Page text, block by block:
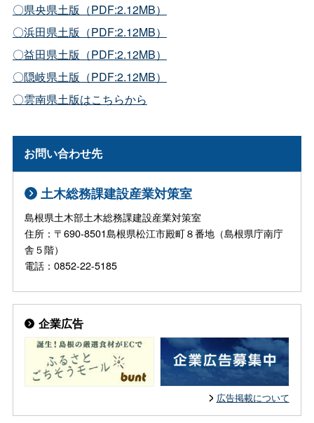
〇県央県土版（PDF:2.12MB）
〇浜田県土版（PDF:2.12MB）
〇益田県土版（PDF:2.12MB）
〇隠岐県土版（PDF:2.12MB）
〇雲南県土版はこちらから
お問い合わせ先
土木総務課建設産業対策室
島根県土木部土木総務課建設産業対策室
住所：〒690-8501島根県松江市殿町８番地（島根県庁南庁
舎５階）
電話：0852-22-5185
企業広告
広告掲載について